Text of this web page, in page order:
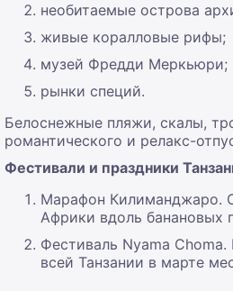
необитаемые острова
живые коралловые рифы;
музей Фредди Меркьюри;
рынки специй.
Белоснежные пляжи, скалы,
романтического и релакс-
Фестивали и праздники
Марафон Килиманджаро.
Африки вдоль банановых
Фестиваль Nyama
всей Танзании в марте